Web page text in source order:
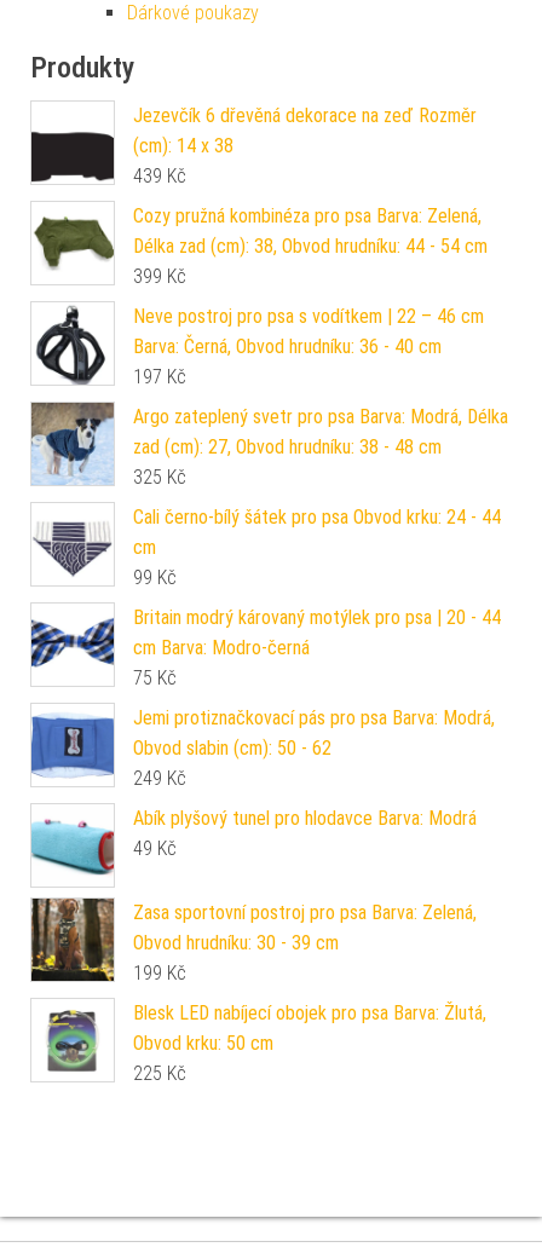
Dárkové poukazy
Produkty
Jezevčík 6 dřevěná dekorace na zeď Rozměr
(cm): 14 x 38
439 Kč
Cozy pružná kombinéza pro psa Barva: Zelená,
Délka zad (cm): 38, Obvod hrudníku: 44 - 54 cm
399 Kč
Neve postroj pro psa s vodítkem | 22 – 46 cm
Barva: Černá, Obvod hrudníku: 36 - 40 cm
197 Kč
Argo zateplený svetr pro psa Barva: Modrá, Délka
zad (cm): 27, Obvod hrudníku: 38 - 48 cm
325 Kč
Cali černo-bílý šátek pro psa Obvod krku: 24 - 44
cm
99 Kč
Britain modrý károvaný motýlek pro psa | 20 - 44
cm Barva: Modro-černá
75 Kč
Jemi protiznačkovací pás pro psa Barva: Modrá,
Obvod slabin (cm): 50 - 62
249 Kč
Abík plyšový tunel pro hlodavce Barva: Modrá
49 Kč
Zasa sportovní postroj pro psa Barva: Zelená,
Obvod hrudníku: 30 - 39 cm
199 Kč
Blesk LED nabíjecí obojek pro psa Barva: Žlutá,
Obvod krku: 50 cm
225 Kč